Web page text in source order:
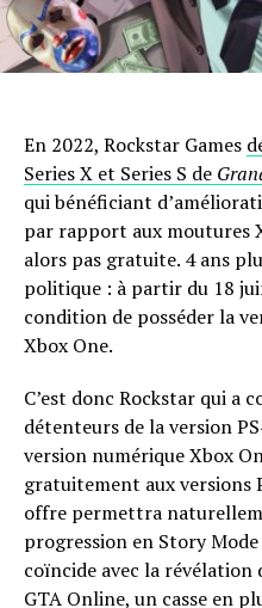
En 2022, Rockstar Games
Series X et Series S de
qui bénéficiant
par rapport aux moutures
alors pas gratuite. 4 ans
politique : à partir du 18
condition de posséder la
Xbox One.
C’est donc Rockstar qui a
détenteurs de la version
version numérique Xbox
gratuitement aux versions
offre permettra
progression en Story
coïncide avec la
GTA Online, un casse en